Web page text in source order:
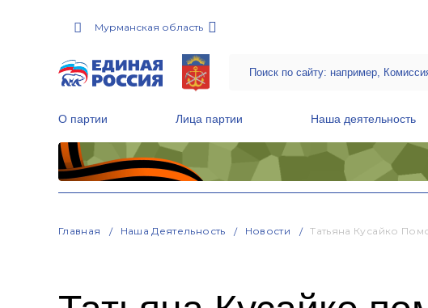
Мурманская область
О партии Лица партии Наша деятельность
Главная Наша Деятельность Новости Татьяна Кусайко